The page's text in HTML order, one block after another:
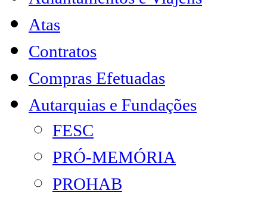
Atas
Contratos
Compras Efetuadas
Autarquias e Fundações
FESC
PRÓ-MEMÓRIA
PROHAB